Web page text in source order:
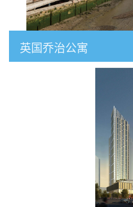
英国乔治公寓